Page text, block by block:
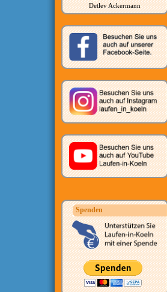
Detlev Ackermann
Spenden